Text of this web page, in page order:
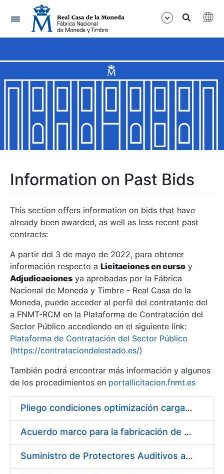
Navigation
Show/Hide
Show/Hide
Show/Hide
Show/Hide
Show/Hide
Show/Hide
Information on Past Bids
This section offers information on bids that have
already been awarded, as well as less recent past
contracts:
A partir del 3 de mayo de 2022, para obtener
información respecto a Licitaciones en curso y
Adjudicaciones ya aprobadas por la Fábrica
Nacional de Moneda y Timbre - Real Casa de la
Moneda, puede acceder al perfil del contratante del
a FNMT-RCM en la Plataforma de Contratación del
Sector Público accediendo en el siguiente link:
Plataforma de Contratación del Sector Público
(https://contrataciondelestado.es/)
También podrá encontrar más información y algunos
de los procedimientos en portallicitacion.fnmt.es
Pliego condiciones optimización cargas compras firmado
Acuerdo marco para la fabricación de piezas
Suministro de Protectores Auditivos a medida para las personas trabajadoras de los Centros de Trabajo de Madrid y Burgos